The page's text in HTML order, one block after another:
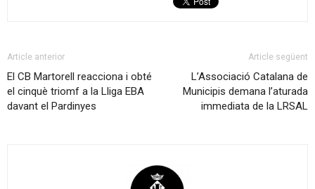
Article anterior
El CB Martorell reacciona i obté
el cinquè triomf a la Lliga EBA
davant el Pardinyes
Article següent
L’Associació Catalana de
Municipis demana l’aturada
immediata de la LRSAL